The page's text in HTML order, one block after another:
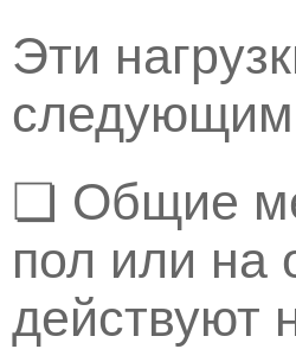
Эти
❏ Общие
пол или на
действуют